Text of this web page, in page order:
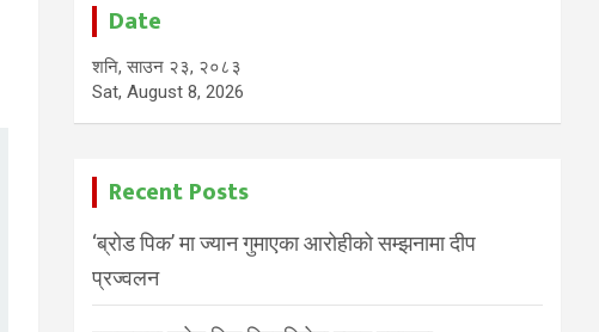
Date
शनि, साउन २३, २०८३
Sat, August 8, 2026
Recent Posts
‘ब्रोड पिक’ मा ज्यान गुमाएका आरोहीको सम्झनामा दीप
प्रज्वलन